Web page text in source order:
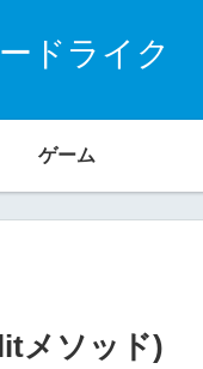
ドライク
ゲーム
メソッド)